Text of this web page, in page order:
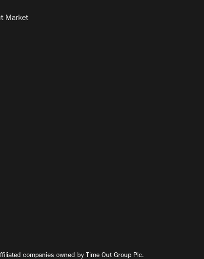
Market
companies owned by Time Out Group Plc.